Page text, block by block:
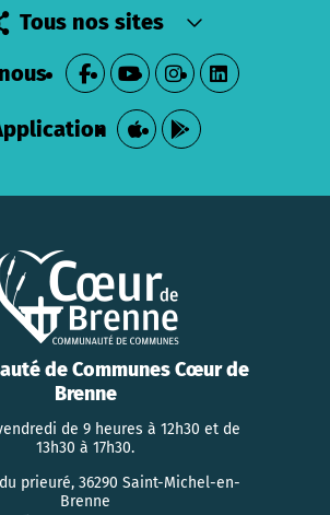
Tous nos sites
de Communes Cœur de
Brenne
de 9 heures à 12h30 et de
13h30 à 17h30.
prieuré, 36290 Saint-Michel-en-
Brenne